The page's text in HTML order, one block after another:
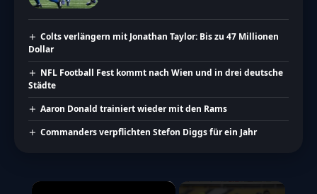
Colts verlängern mit Jonathan Taylor: Bis zu 47 Millionen
Dollar
NFL Football Fest kommt nach Wien und in drei deutsche
Städte
Aaron Donald trainiert wieder mit den Rams
Commanders verpflichten Stefon Diggs für ein Jahr
×